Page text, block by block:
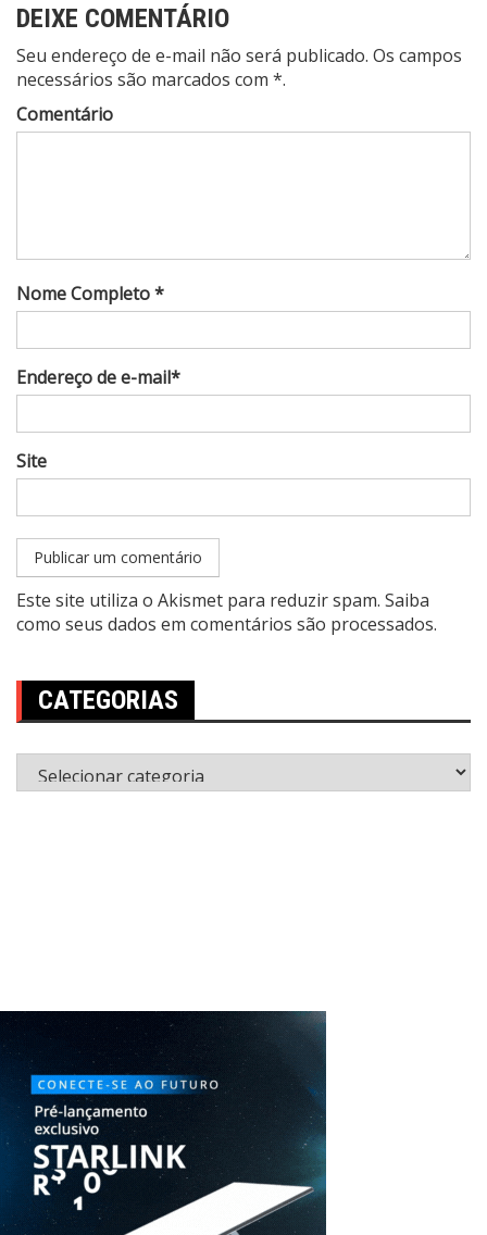
DEIXE COMENTÁRIO
Seu endereço de e-mail não será publicado. Os campos
necessários são marcados com *.
Comentário
Nome Completo *
Endereço de e-mail*
Site
Este site utiliza o Akismet para reduzir spam. Saiba
como seus dados em comentários são processados.
CATEGORIAS
Categorias